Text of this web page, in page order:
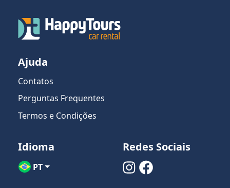
Ajuda
Contatos
Perguntas Frequentes
Termos e Condições
Idioma
PT
Redes Sociais